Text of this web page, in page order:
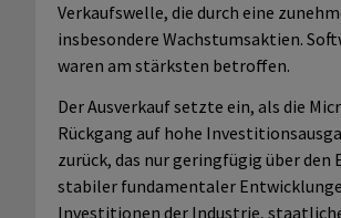
Verkaufswelle, die durch eine
insbesondere Wachstumsaktien.
waren am stärksten betroffen.
Der Ausverkauf setzte ein, als die
Rückgang auf hohe
zurück, das nur geringfügig über
stabiler fundamentaler
Investitionen der Industrie,